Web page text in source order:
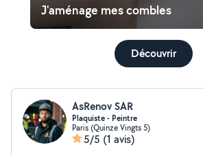
J'aménage mes combles
Découvrir
AsRenov SAR
Plaquiste - Peintre
Paris (Quinze Vingts 5)
5/5 (1 avis)